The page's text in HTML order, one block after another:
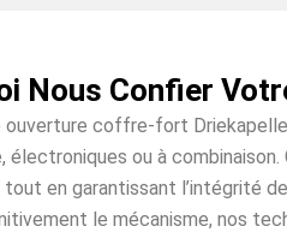
Nous Confier
ouverture coffre-fort
ou à
en garantissant l’intégrité
le mécanisme, nos